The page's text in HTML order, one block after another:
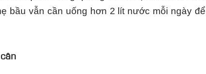
bầu vẫn cần uống hơn 2 lít nước mỗi ngày để